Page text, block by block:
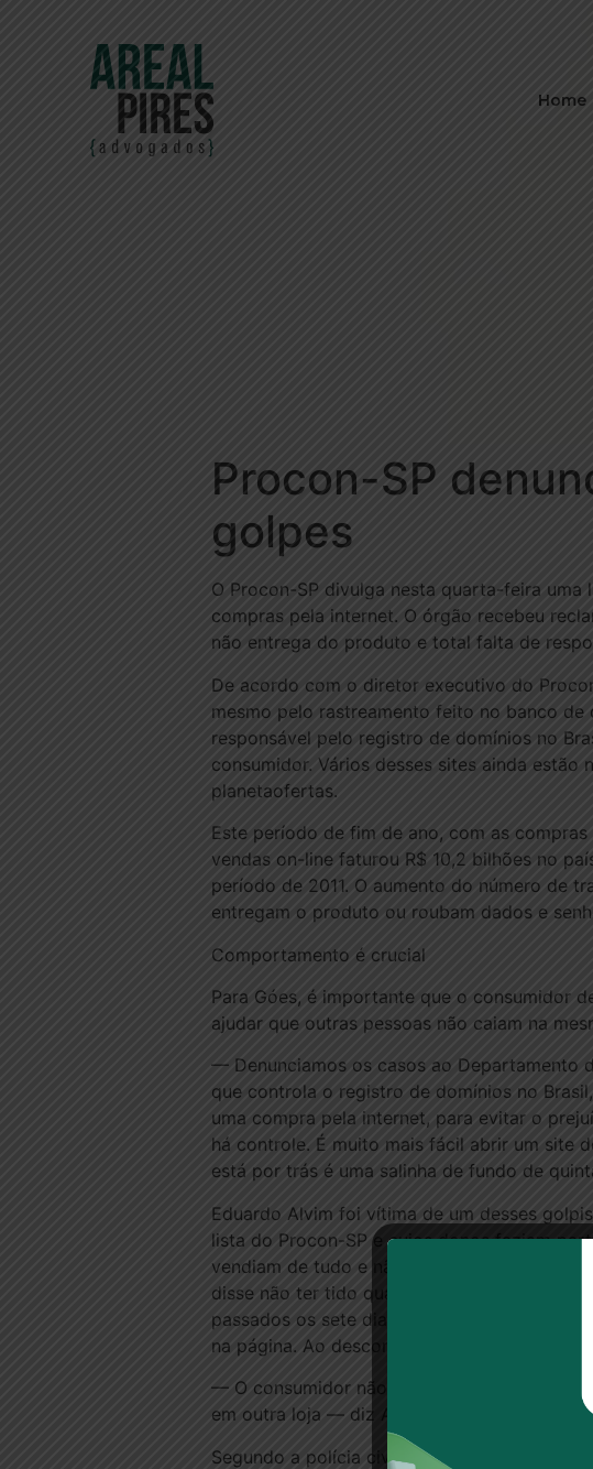
Home
Procon-SP
golpes
O Procon-SP divulga nesta quarta-feira
compras pela internet. O órgão recebeu
não entrega do produto e total falta de
De acordo com o diretor executivo do
mesmo pelo rastreamento feito no banco de
responsável pelo registro de domínios no
consumidor. Vários desses sites ainda
planetaofertas.
Este período de fim de ano, com as
vendas on-line faturou R$ 10,2 bilhões no
período de 2011. O aumento do número de
entregam o produto ou roubam dados e
Comportamento é crucial
Para Góes, é importante que o consumidor
ajudar que outras pessoas não caiam na
— Denunciamos os casos ao Departamento
que controla o registro de domínios no
uma compra pela internet, para evitar o
há controle. É muito mais fácil abrir um site
está por trás é uma salinha de fundo de
Eduardo Alvim foi vítima de um desses
lista do Procon-SP e cujos donos faziam
vendiam de tudo e não entregavam nada.
disse não ter tido qualquer desconfiança,
passados os sete dias prometidos para a
na página. Ao desconfiar das respostas
— O consumidor não pode ser lesado dessa
em outra loja — diz Alvim.
Segundo a polícia civil de Goiás, que